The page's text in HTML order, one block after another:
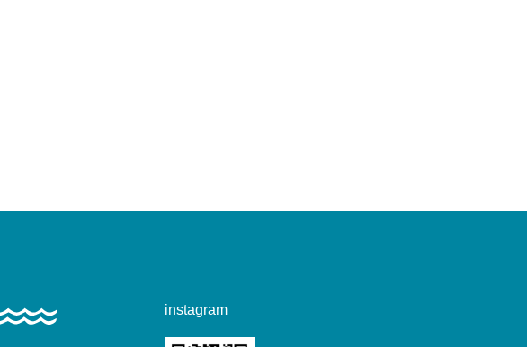
instagram